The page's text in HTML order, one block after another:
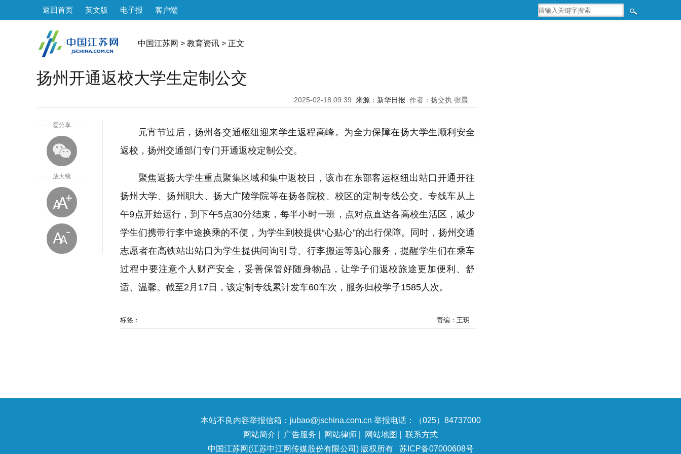
返回首页 英文版 电子报 客户端
中国江苏网 > 教育资讯 > 正文
扬州开通返校大学生定制公交
2025-02-18 09:39 来源：新华日报 作者：扬交执 张晨
爱分享
放大镜
元宵节过后，扬州各交通枢纽迎来学生返程高峰。为全力保障在扬大学生顺利安全
返校，扬州交通部门专门开通返校定制公交。
聚焦返扬大学生重点聚集区域和集中返校日，该市在东部客运枢纽出站口开通开往
扬州大学、扬州职大、扬大广陵学院等在扬各院校、校区的定制专线公交。专线车从上
午9点开始运行，到下午5点30分结束，每半小时一班，点对点直达各高校生活区，减少
学生们携带行李中途换乘的不便，为学生到校提供“心贴心”的出行保障。同时，扬州交通
志愿者在高铁站出站口为学生提供问询引导、行李搬运等贴心服务，提醒学生们在乘车
过程中要注意个人财产安全，妥善保管好随身物品，让学子们返校旅途更加便利、舒
适、温馨。截至2月17日，该定制专线累计发车60车次，服务归校学子1585人次。
标签： 责编：王玥
本站不良内容举报信箱：jubao@jschina.com.cn 举报电话：（025）84737000
网站简介
广告服务 网站律师 网站地图
联系方式
中国江苏网(江苏中江网传媒股份有限公司) 版权所有 苏ICP备07000608号